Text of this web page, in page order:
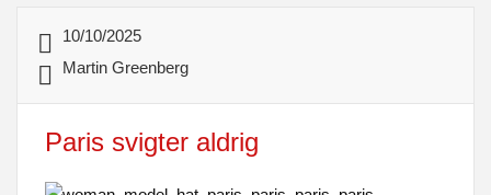
10/10/2025
Martin Greenberg
Paris svigter aldrig